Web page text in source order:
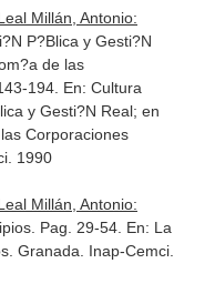
Millán, Antonio:
P?Blica y Gesti?N
de las
194. En: Cultura
y Gesti?N Real; en
Corporaciones
1990
Millán, Antonio:
Pag. 29-54. En: La
. Granada. Inap-Cemci.